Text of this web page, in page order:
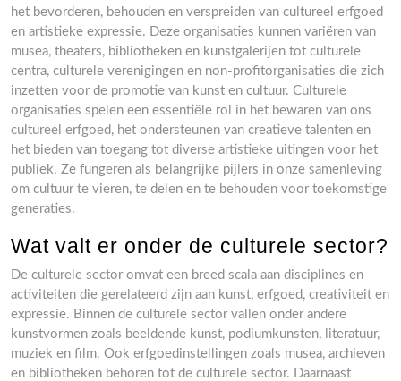
het bevorderen, behouden en verspreiden van cultureel erfgoed
en artistieke expressie. Deze organisaties kunnen variëren van
musea, theaters, bibliotheken en kunstgalerijen tot culturele
centra, culturele verenigingen en non-profitorganisaties die zich
inzetten voor de promotie van kunst en cultuur. Culturele
organisaties spelen een essentiële rol in het bewaren van ons
cultureel erfgoed, het ondersteunen van creatieve talenten en
het bieden van toegang tot diverse artistieke uitingen voor het
publiek. Ze fungeren als belangrijke pijlers in onze samenleving
om cultuur te vieren, te delen en te behouden voor toekomstige
generaties.
Wat valt er onder de culturele sector?
De culturele sector omvat een breed scala aan disciplines en
activiteiten die gerelateerd zijn aan kunst, erfgoed, creativiteit en
expressie. Binnen de culturele sector vallen onder andere
kunstvormen zoals beeldende kunst, podiumkunsten, literatuur,
muziek en film. Ook erfgoedinstellingen zoals musea, archieven
en bibliotheken behoren tot de culturele sector. Daarnaast